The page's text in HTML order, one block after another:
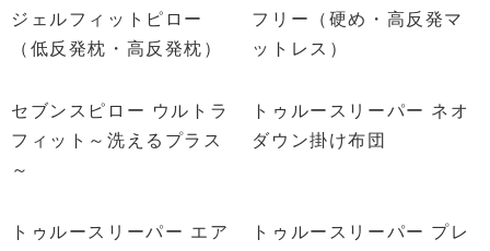
ジェルフィットピロー
（低反発枕・高反発枕）
フリー（硬め・高反発マ
ットレス）
セブンスピロー ウルトラ
フィット～洗えるプラス
～
トゥルースリーパー ネオ
ダウン掛け布団
トゥルースリーパー エア
トゥルースリーパー プレ